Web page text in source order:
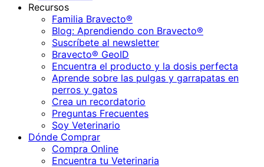
Recursos
Familia Bravecto®
Blog: Aprendiendo con Bravecto®
Suscríbete al newsletter
Bravecto® GeoID
Encuentra el producto y la dosis perfecta
Aprende sobre las pulgas y garrapatas en
perros y gatos
Crea un recordatorio
Preguntas Frecuentes
Soy Veterinario
Dónde Comprar
Compra Online
Encuentra tu Veterinaria